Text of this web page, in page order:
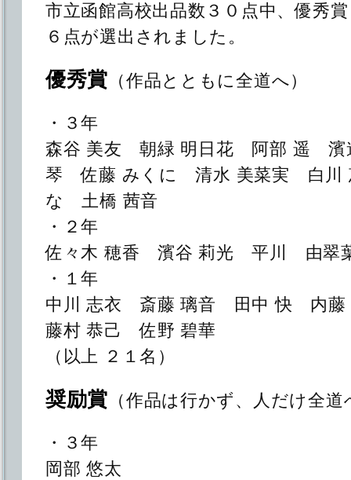
市立函館高校出品数３０点中、優秀
６点が選出されました。
優秀賞 （作品とともに全道へ）
・３年
森谷 美友 朝緑 明日花 阿部 遥 濱
琴 佐藤 みくに 清水 美菜実 白川
な 土橋 茜音
・２年
佐々木 穂香 濱谷 莉光 平川 由翠
・１年
中川 志衣 斎藤 璃音 田中 快 内
藤村 恭己 佐野 碧華
（以上 ２１名）
奨励賞 （作品は行かず、人だけ全道
・３年
岡部 悠太